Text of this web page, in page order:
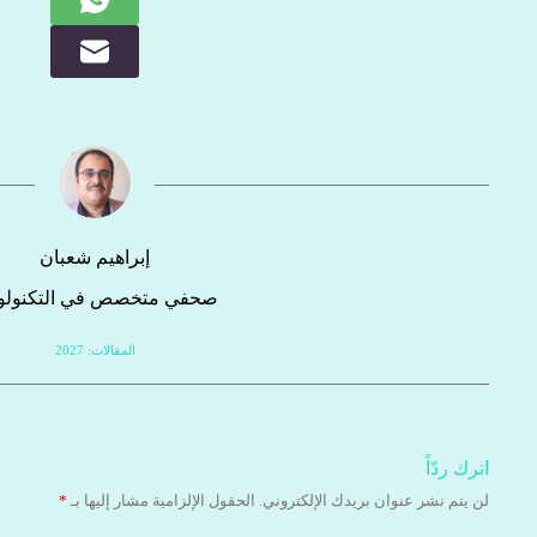
إبراهيم شعبان
صحفي متخصص في
المقالات: 2027
اترك ردّاً
لن يتم نشر عنوان بريدك الإلكتروني. الحقول الإلزامية مشار إليها بـ *